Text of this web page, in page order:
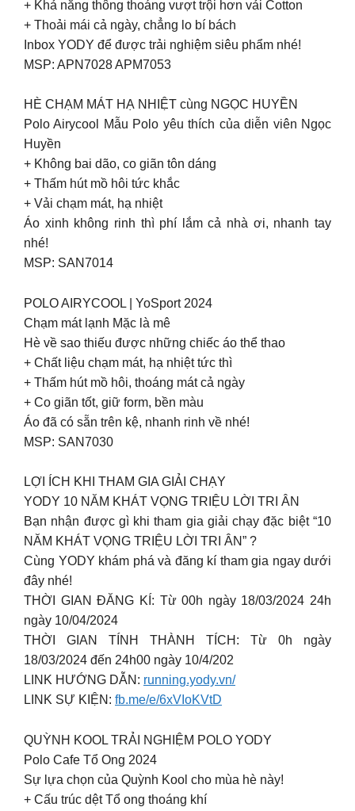
+ Khả năng thông thoáng vượt trội hơn vải Cotton
+ Thoải mái cả ngày, chẳng lo bí bách
Inbox YODY để được trải nghiệm siêu phẩm nhé!
MSP: APN7028 APM7053
HÈ CHẠM MÁT HẠ NHIỆT cùng NGỌC HUYỀN
Polo Airycool Mẫu Polo yêu thích của diễn viên Ngọc
Huyền
+ Không bai dão, co giãn tôn dáng
+ Thấm hút mồ hôi tức khắc
+ Vải chạm mát, hạ nhiệt
Áo xinh không rinh thì phí lắm cả nhà ơi, nhanh tay
nhé!
MSP: SAN7014
POLO AIRYCOOL | YoSport 2024
Chạm mát lạnh Mặc là mê
Hè về sao thiếu được những chiếc áo thể thao
+ Chất liệu chạm mát, hạ nhiệt tức thì
+ Thấm hút mồ hôi, thoáng mát cả ngày
+ Co giãn tốt, giữ form, bền màu
Áo đã có sẵn trên kệ, nhanh rinh về nhé!
MSP: SAN7030
LỢI ÍCH KHI THAM GIA GIẢI CHẠY
YODY 10 NĂM KHÁT VỌNG TRIỆU LỜI TRI ÂN
Bạn nhận được gì khi tham gia giải chạy đặc biệt “10
NĂM KHÁT VỌNG TRIỆU LỜI TRI ÂN” ?
Cùng YODY khám phá và đăng kí tham gia ngay dưới
đây nhé!
THỜI GIAN ĐĂNG KÍ: Từ 00h ngày 18/03/2024 24h
ngày 10/04/2024
THỜI GIAN TÍNH THÀNH TÍCH: Từ 0h ngày
18/03/2024 đến 24h00 ngày 10/4/202
LINK HƯỚNG DẪN: running.yody.vn/
LINK SỰ KIỆN: fb.me/e/6xVIoKVtD
QUỲNH KOOL TRẢI NGHIỆM POLO YODY
Polo Cafe Tổ Ong 2024
Sự lựa chọn của Quỳnh Kool cho mùa hè này!
+ Cấu trúc dệt Tổ ong thoáng khí